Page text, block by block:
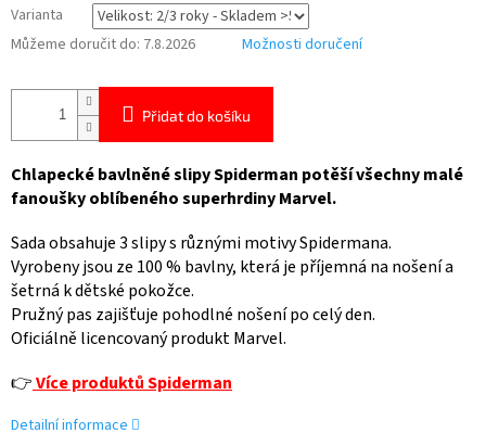
Varianta
Můžeme doručit do: 7.8.2026 Možnosti doručení
Přidat do košíku
Chlapecké bavlněné slipy Spiderman potěší všechny malé
fanoušky oblíbeného superhrdiny Marvel.
Sada obsahuje 3 slipy s různými motivy Spidermana.
Vyrobeny jsou ze 100 % bavlny, která je příjemná na nošení a
šetrná k dětské pokožce.
Pružný pas zajišťuje pohodlné nošení po celý den.
Oficiálně licencovaný produkt Marvel.
👉Více produktů Spiderman
Detailní informace